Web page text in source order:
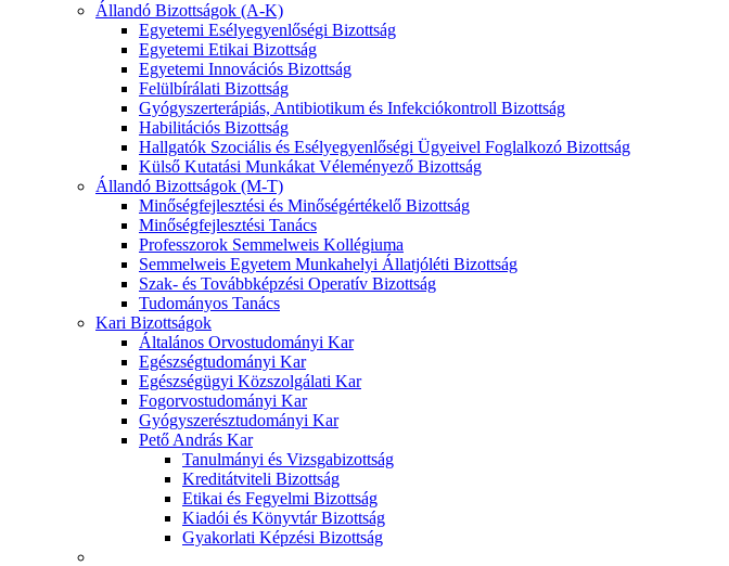
Állandó Bizottságok (A-K)
Egyetemi Esélyegyenlőségi Bizottság
Egyetemi Etikai Bizottság
Egyetemi Innovációs Bizottság
Felülbírálati Bizottság
Gyógyszerterápiás, Antibiotikum és Infekciókontroll Bizottság
Habilitációs Bizottság
Hallgatók Szociális és Esélyegyenlőségi Ügyeivel Foglalkozó Bizottság
Külső Kutatási Munkákat Véleményező Bizottság
Állandó Bizottságok (M-T)
Minőségfejlesztési és Minőségértékelő Bizottság
Minőségfejlesztési Tanács
Professzorok Semmelweis Kollégiuma
Semmelweis Egyetem Munkahelyi Állatjóléti Bizottság
Szak- és Továbbképzési Operatív Bizottság
Tudományos Tanács
Kari Bizottságok
Általános Orvostudományi Kar
Egészségtudományi Kar
Egészségügyi Közszolgálati Kar
Fogorvostudományi Kar
Gyógyszerésztudományi Kar
Pető András Kar
Tanulmányi és Vizsgabizottság
Kreditátviteli Bizottság
Etikai és Fegyelmi Bizottság
Kiadói és Könyvtár Bizottság
Gyakorlati Képzési Bizottság